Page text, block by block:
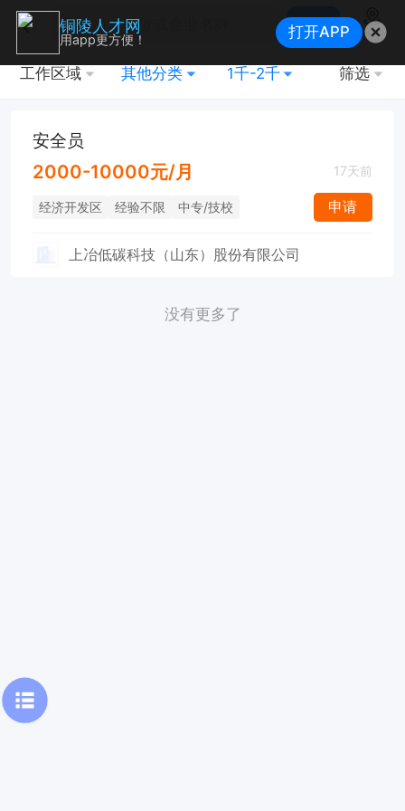
搜索
地图
工作区域 其他分类 1千-2千 筛选
安全员
2000-10000元/月 17天前
经济开发区 经验不限 中专/技校 申请
上冶低碳科技（山东）股份有限公司
没有更多了
铜陵人才网
用app更方便！ 打开APP